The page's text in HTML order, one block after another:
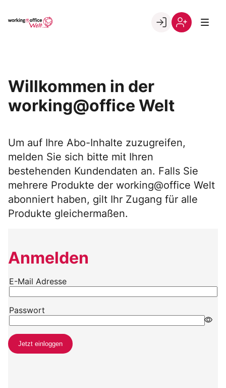
Go to landing page.
Welt
Willkommen in der
working@office Welt
Um auf Ihre Abo-Inhalte zuzugreifen,
melden Sie sich bitte mit Ihren
bestehenden Kundendaten an. Falls Sie
mehrere Produkte der working@office Welt
abonniert haben, gilt Ihr Zugang für alle
Produkte gleichermaßen.
Anmelden